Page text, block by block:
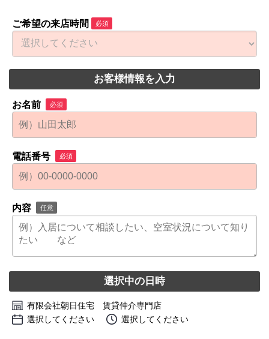
ご希望の来店時間 必須
お客様情報を入力
お名前 必須
電話番号 必須
内容 任意
選択中の日時
有限会社朝日住宅 賃貸仲介専門店
選択してください
選択してください